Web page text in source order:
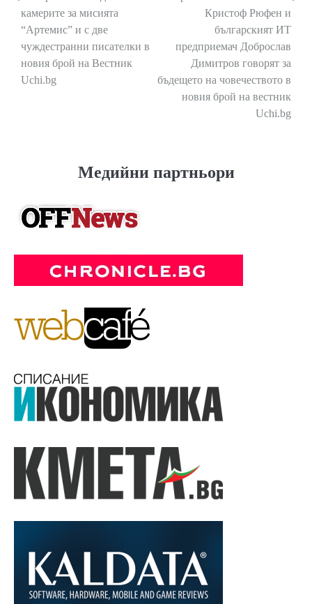
камерите за мисията
“Артемис” и с две
чуждестранни писателки в
новия брой на Вестник
Uchi.bg
Кристоф Рюфен и
българският ИТ
предприемач Доброслав
Димитров говорят за
бъдещето на човечеството в
новия брой на вестник
Uchi.bg
Медийни партньори